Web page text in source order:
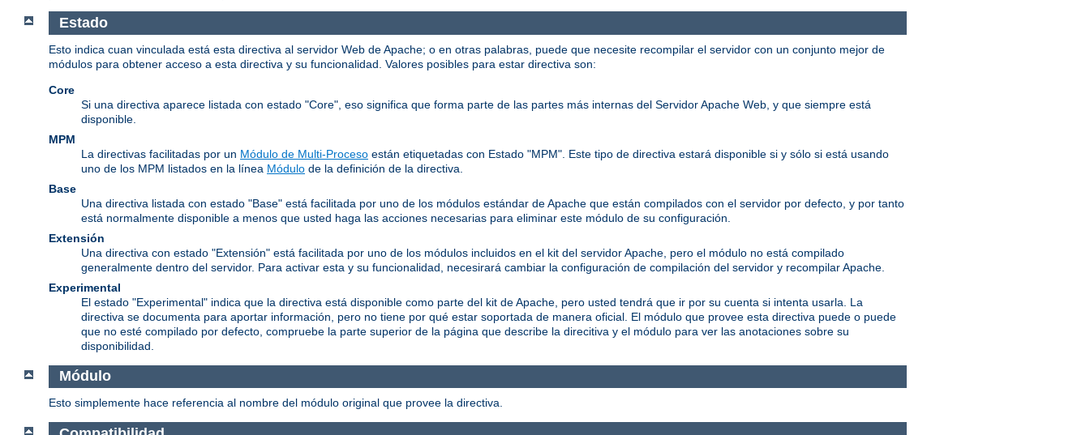
Estado
Esto indica cuan vinculada está esta directiva al servidor Web de Apache; o en otras palabras, puede que necesite recompilar el servidor con un conjunto mejor de
módulos para obtener acceso a esta directiva y su funcionalidad. Valores posibles para estar directiva son:
Core
Si una directiva aparece listada con estado "Core", eso significa que forma parte de las partes más internas del Servidor Apache Web, y que siempre está
disponible.
MPM
La directivas facilitadas por un Módulo de Multi-Proceso están etiquetadas con Estado "MPM". Este tipo de directiva estará disponible si y sólo si está usando
uno de los MPM listados en la línea Módulo de la definición de la directiva.
Base
Una directiva listada con estado "Base" está facilitada por uno de los módulos estándar de Apache que están compilados con el servidor por defecto, y por tanto
está normalmente disponible a menos que usted haga las acciones necesarias para eliminar este módulo de su configuración.
Extensión
Una directiva con estado "Extensión" está facilitada por uno de los módulos incluidos en el kit del servidor Apache, pero el módulo no está compilado
generalmente dentro del servidor. Para activar esta y su funcionalidad, necesirará cambiar la configuración de compilación del servidor y recompilar Apache.
Experimental
El estado "Experimental" indica que la directiva está disponible como parte del kit de Apache, pero usted tendrá que ir por su cuenta si intenta usarla. La
directiva se documenta para aportar información, pero no tiene por qué estar soportada de manera oficial. El módulo que provee esta directiva puede o puede
que no esté compilado por defecto, compruebe la parte superior de la página que describe la direcitiva y el módulo para ver las anotaciones sobre su
disponibilidad.
Módulo
Esto simplemente hace referencia al nombre del módulo original que provee la directiva.